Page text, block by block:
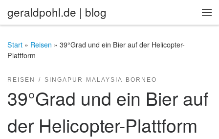
Zum Inhalt springen
geraldpohl.de | blog
Start » Reisen » 39°Grad und ein Bier auf der Helicopter-
Plattform
REISEN SINGAPUR-MALAYSIA-BORNEO
39°Grad und ein Bier auf
der Helicopter-Plattform